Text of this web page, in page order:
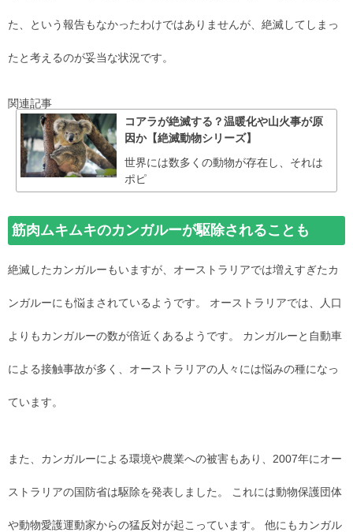
た、という報告もなかったわけではありませんが、絶滅してしまっ
たと考えるのが妥当な状況です。
関連記事
コアラが絶滅する？温暖化や山火事が原
因か【絶滅動物シリーズ】
世界には数多くの動物が存在し、それは
ポピ
筋肉ムキムキのカンガルーが駆除されることも
絶滅したカンガルーもいますが、オーストラリアでは増えすぎたカ
ンガルーにも悩まされているようです。 オーストラリアでは、人口
よりもカンガルーの数が倍近くあるようです。 カンガルーと自動車
による接触事故が多く、オーストラリアの人々には悩みの種になっ
ています。
また、カンガルーによる環境や農業への被害もあり、2007年にオー
ストラリアの国防省は駆除を発表しました。 これには動物保護団体
や動物愛護運動家からの猛反対が起こっています。 他にもカンガル